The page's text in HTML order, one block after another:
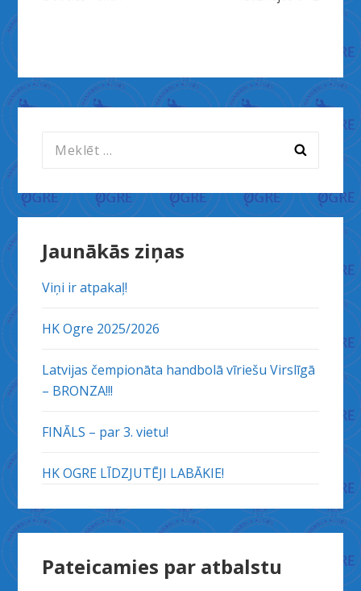
Meklēt:
Jaunākās ziņas
Viņi ir atpakaļ!
HK Ogre 2025/2026
Latvijas čempionāta handbolā vīriešu Virslīgā
– BRONZA!!!
FINĀLS – par 3. vietu!
HK OGRE LĪDZJUTĒJI LABĀKIE!
Pateicamies par atbalstu